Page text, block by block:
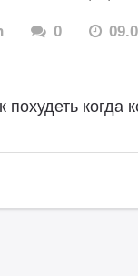
0
похудеть когда